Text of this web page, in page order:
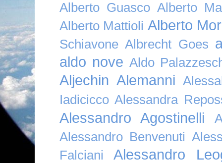
Alberto Guasco Alberto
Alberto Mattioli Alberto
Schiavone Albrecht Goes
aldo nove Aldo
Aljechin Alemanni
Iadicicco Alessandra
Alessandro Agostinelli
Alessandro Benvenuti
Falciani
Alessandro